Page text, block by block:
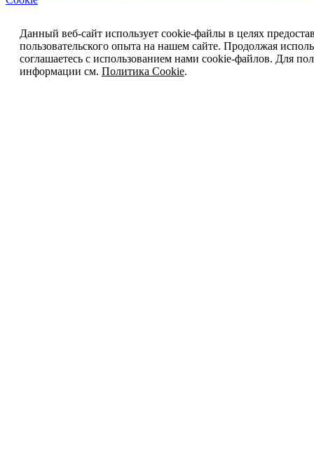
Данный веб-сайт использует cookie-файлы в целях
пользовательского опыта на нашем сайте. Продолжая
соглашаетесь с использованием нами cookie-файлов. Для
информации см. Политика Cookie.